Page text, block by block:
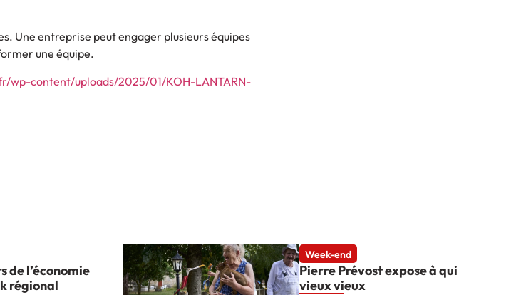
Une entreprise peut engager plusieurs équipes
une équipe.
wp-content/uploads/2025/01/KOH-LANTARN-
de l’économie
régional
Week-end
Pierre Prévost expose à qui
vieux vieux